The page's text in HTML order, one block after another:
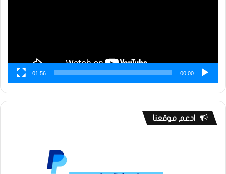
00:00
01:56
ادعم موقعنا